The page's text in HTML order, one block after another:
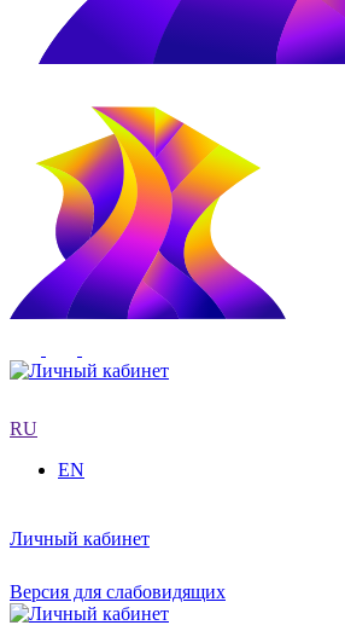
RU
EN
Личный кабинет
Версия для слабовидящих